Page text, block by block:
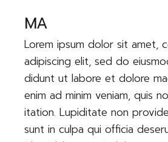
MA
Lorem ipsum dolor sit amet,
adipiscing elit, sed do
didunt ut labore et dolore
enim ad minim veniam, quis
itation. Lupiditate non
sunt in culpa qui officia